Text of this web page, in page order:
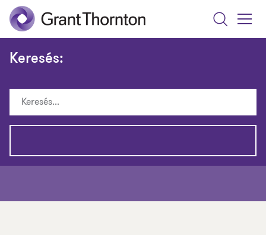
Search
Menu
Keresés: